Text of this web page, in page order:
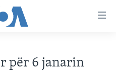
për 6 janarin